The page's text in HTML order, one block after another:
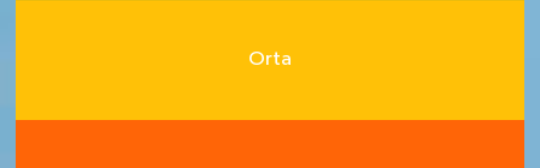
Orta